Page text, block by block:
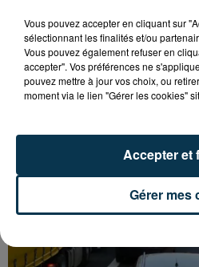
L’ASSE RÉDUIT FACE À
PREMIÈRE VICTOIRE
Vous pouvez accepter en cliquant sur
sélectionnant les finalités et/ou
Vous pouvez également refuser en
accepter". Vos préférences ne
pouvez mettre à jour vos choix, ou
moment via le lien "Gérer les cookies"
Gérer mes
Accepter et